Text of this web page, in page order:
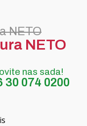
Magyar
Deutsch
NETO
NETO
nas sada!
30 074 0200